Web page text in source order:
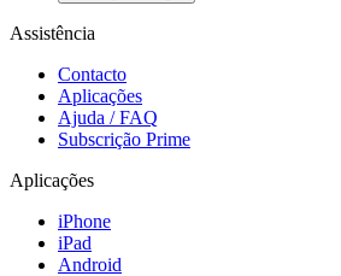
Assistência
Contacto
Aplicações
Ajuda / FAQ
Subscrição Prime
Aplicações
iPhone
iPad
Android